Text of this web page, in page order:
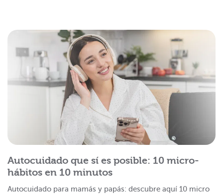
Autocuidado que sí es posible: 10 micro-
hábitos en 10 minutos
Autocuidado para mamás y papás: descubre aquí 10 micro